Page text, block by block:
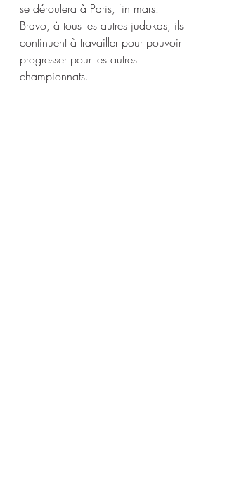
se déroulera à Paris, fin mars.
Bravo, à tous les autres judokas, ils
continuent à travailler pour pouvoir
progresser pour les autres
championnats.